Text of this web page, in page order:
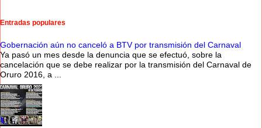
Entradas populares
Gobernación aún no canceló a BTV por transmisión del Carnaval
Ya pasó un mes desde la denuncia que se efectuó, sobre la
cancelación que se debe realizar por la transmisión del Carnaval de
Oruro 2016, a ...